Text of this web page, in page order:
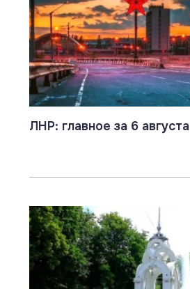
ЛНР: главное за 6 августа